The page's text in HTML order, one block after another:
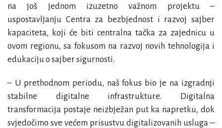
na još jednom izuzetno važnom projektu –
uspostavljanju Centra za bezbjednost i razvoj sajber
kapaciteta, koji će biti centralna tačka za zajednicu u
ovom regionu, sa fokusom na razvoj novih tehnologija i
edukaciju o sajber sigurnosti.
– U prethodnom periodu, naš fokus bio je na izgradnji
stabilne digitalne infrastrukture. Digitalna
transformacija postaje neizbježan put ka napretku, dok
svjedočimo sve većem prisustvu digitalizovanih usluga –